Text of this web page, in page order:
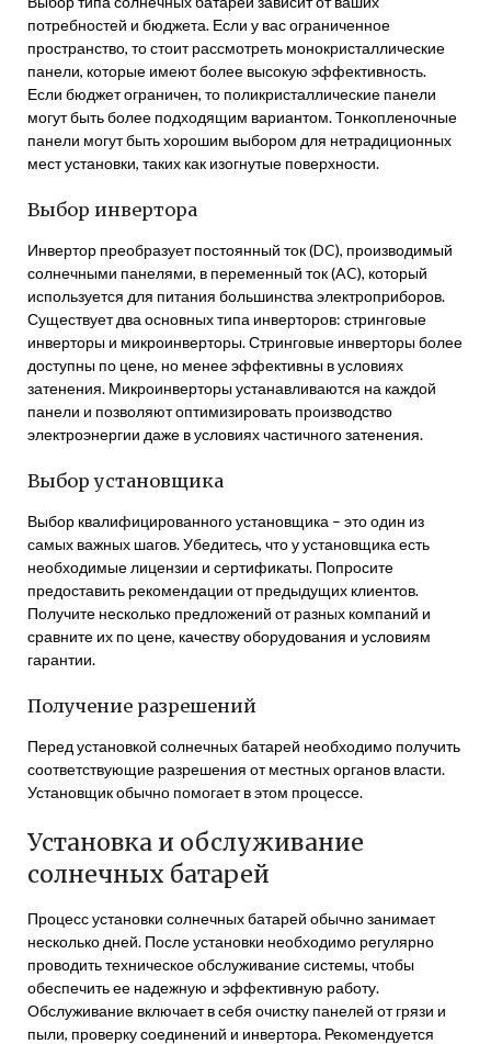
потребностей и бюджета. Если у вас ограниченное
пространство, то стоит рассмотреть монокристаллические
панели, которые имеют более высокую эффективность.
Если бюджет ограничен, то поликристаллические панели
могут быть более подходящим вариантом. Тонкопленочные
панели могут быть хорошим выбором для нетрадиционных
мест установки, таких как изогнутые поверхности.
Выбор инвертора
Инвертор преобразует постоянный ток (DC), производимый
солнечными панелями, в переменный ток (AC), который
используется для питания большинства электроприборов.
Существует два основных типа инверторов: стринговые
инверторы и микроинверторы. Стринговые инверторы более
доступны по цене, но менее эффективны в условиях
затенения. Микроинверторы устанавливаются на каждой
панели и позволяют оптимизировать производство
электроэнергии даже в условиях частичного затенения.
Выбор установщика
Выбор квалифицированного установщика – это один из
самых важных шагов. Убедитесь, что у установщика есть
необходимые лицензии и сертификаты. Попросите
предоставить рекомендации от предыдущих клиентов.
Получите несколько предложений от разных компаний и
сравните их по цене, качеству оборудования и условиям
гарантии.
Получение разрешений
Перед установкой солнечных батарей необходимо получить
соответствующие разрешения от местных органов власти.
Установщик обычно помогает в этом процессе.
Установка и обслуживание
солнечных батарей
Процесс установки солнечных батарей обычно занимает
несколько дней. После установки необходимо регулярно
проводить техническое обслуживание системы, чтобы
обеспечить ее надежную и эффективную работу.
Обслуживание включает в себя очистку панелей от грязи и
пыли, проверку соединений и инвертора. Рекомендуется